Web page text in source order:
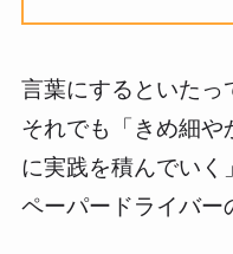
言葉にするといたっ
それでも「きめ細や
に実践を積んでいく
ペーパードライバー